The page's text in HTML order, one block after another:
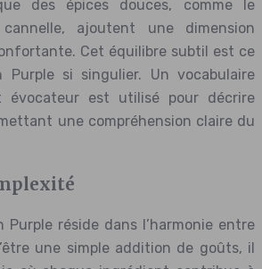
des épices douces, comme le
ajoutent une dimension
Cet équilibre subtil est ce
si singulier. Un vocabulaire
évocateur est utilisé pour décrire
une compréhension claire du
Purple réside dans l’harmonie entre
une simple addition de goûts, il